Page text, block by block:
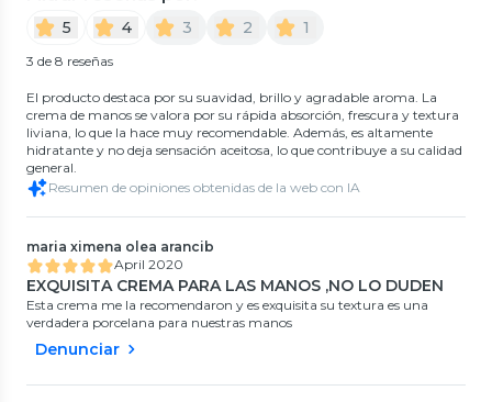
5 4 3 2 1
3 de 8 reseñas
El producto destaca por su suavidad, brillo y agradable aroma. La
crema de manos se valora por su rápida absorción, frescura y textura
liviana, lo que la hace muy recomendable. Además, es altamente
hidratante y no deja sensación aceitosa, lo que contribuye a su calidad
general.
Resumen de opiniones obtenidas de la web con IA
maria ximena olea arancib
April 2020
EXQUISITA CREMA PARA LAS MANOS ,NO LO DUDEN
Esta crema me la recomendaron y es exquisita su textura es una
verdadera porcelana para nuestras manos
Denunciar